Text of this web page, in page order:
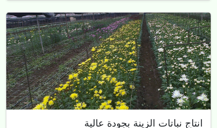
انتاج نباتات الزينة بجودة عالية